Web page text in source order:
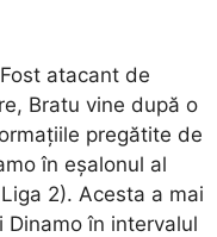
Fost atacant de
Bratu vine după o
pregătite de
în eșalonul al
2). Acesta a mai
Dinamo în intervalul